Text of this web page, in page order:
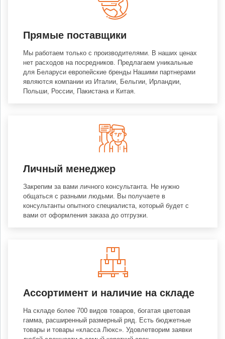
Прямые поставщики
Мы работаем только с производителями. В наших ценах
нет расходов на посредников. Предлагаем уникальные
для Беларуси европейские бренды Нашими партнерами
являются компании из Италии, Бельгии, Ирландии,
Польши, России, Пакистана и Китая.
Личный менеджер
Закрепим за вами личного консультанта. Не нужно
общаться с разными людьми. Вы получаете в
консультанты опытного специалиста, который будет с
вами от оформления заказа до отгрузки.
Ассортимент и наличие на складе
На складе более 700 видов товаров, богатая цветовая
гамма, расширенный размерный ряд. Есть бюджетные
товары и товары «класса Люкс». Удовлетворим заявки